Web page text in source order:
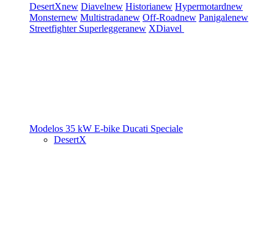
DesertXnew Diavelnew Historianew Hypermotardnew
Monsternew Multistradanew Off-Roadnew Panigalenew
Streetfighter Superleggeranew XDiavel
Modelos 35 kW E-bike Ducati Speciale
DesertX